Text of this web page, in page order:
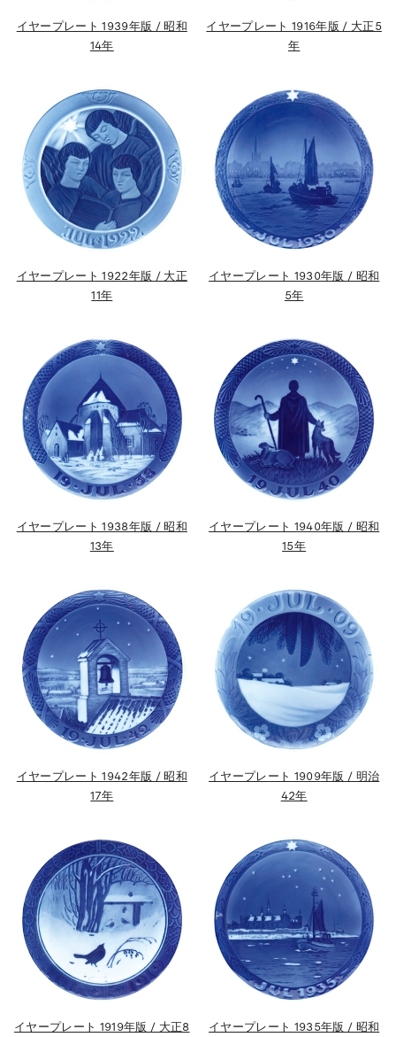
イヤープレート 1939年版 / 昭和
14年
イヤープレート 1916年版 / 大正5
年
イヤープレート 1922年版 / 大正
11年
イヤープレート 1930年版 / 昭和
5年
イヤープレート 1938年版 / 昭和
13年
イヤープレート 1940年版 / 昭和
15年
イヤープレート 1942年版 / 昭和
17年
イヤープレート 1909年版 / 明治
42年
イヤープレート 1919年版 / 大正8
イヤープレート 1935年版 / 昭和